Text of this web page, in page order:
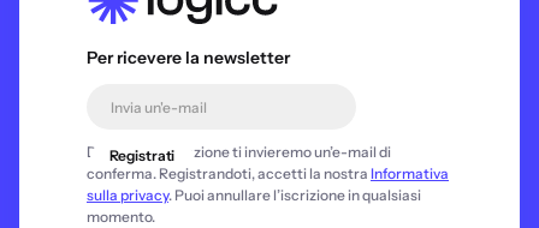
Per ricevere la newsletter
Dopo la registrazione ti invieremo un’e-mail di
conferma. Registrandoti, accetti la nostra Informativa
sulla privacy. Puoi annullare l’iscrizione in qualsiasi
momento.